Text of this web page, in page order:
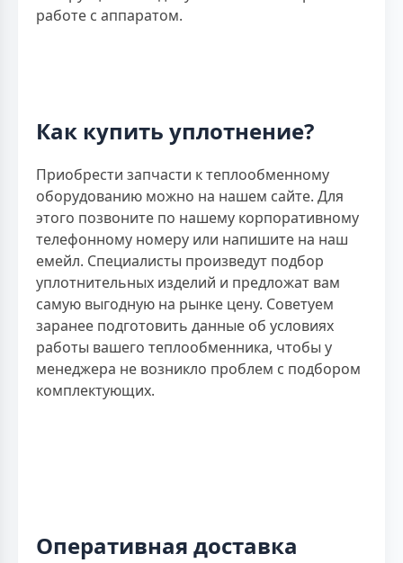
работе с аппаратом.
Как купить уплотнение?
Приобрести запчасти к теплообменному
оборудованию можно на нашем сайте. Для
этого позвоните по нашему корпоративному
телефонному номеру или напишите на наш
емейл. Специалисты произведут подбор
уплотнительных изделий и предложат вам
самую выгодную на рынке цену. Советуем
заранее подготовить данные об условиях
работы вашего теплообменника, чтобы у
менеджера не возникло проблем с подбором
комплектующих.
Оперативная доставка